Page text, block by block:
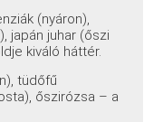
(nyáron),
japán juhar (őszi
kiváló háttér.
tüdőfű
őszirózsa – a